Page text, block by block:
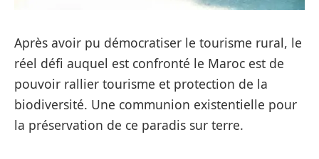
Après avoir pu démocratiser le tourisme rural, le
réel défi auquel est confronté le Maroc est de
pouvoir rallier tourisme et protection de la
biodiversité. Une communion existentielle pour
la préservation de ce paradis sur terre.